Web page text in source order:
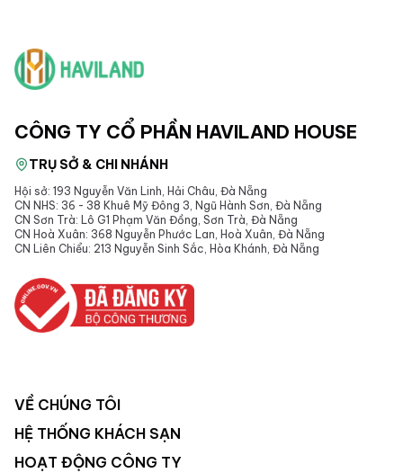
CÔNG TY CỔ PHẦN HAVILAND HOUSE
TRỤ SỞ & CHI NHÁNH
Hội sở: 193 Nguyễn Văn Linh, Hải Châu, Đà Nẵng
CN NHS: 36 - 38 Khuê Mỹ Đông 3, Ngũ Hành Sơn, Đà Nẵng
CN Sơn Trà: Lô G1 Phạm Văn Đồng, Sơn Trà, Đà Nẵng
CN Hoà Xuân: 368 Nguyễn Phước Lan, Hoà Xuân, Đà Nẵng
CN Liên Chiểu: 213 Nguyễn Sinh Sắc, Hòa Khánh, Đà Nẵng
VỀ CHÚNG TÔI
HỆ THỐNG KHÁCH SẠN
HOẠT ĐỘNG CÔNG TY